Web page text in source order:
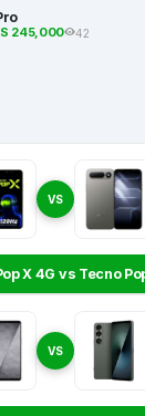
245,000 42
VS
X 4G vs Tecno
VS